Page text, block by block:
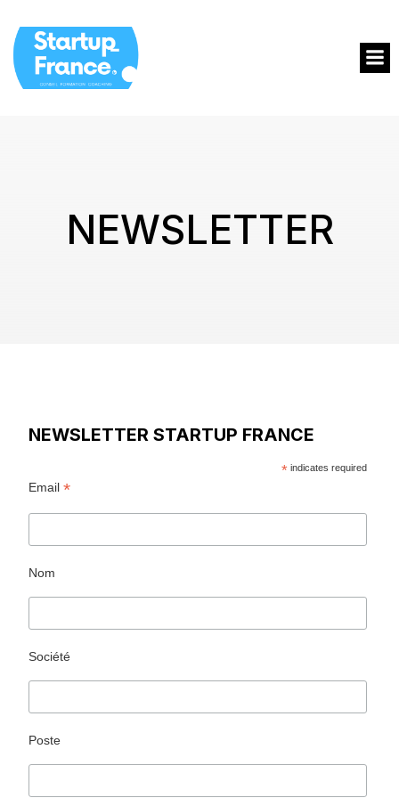
NEWSLETTER
NEWSLETTER STARTUP FRANCE
* indicates required
Email*
Nom
Société
Poste